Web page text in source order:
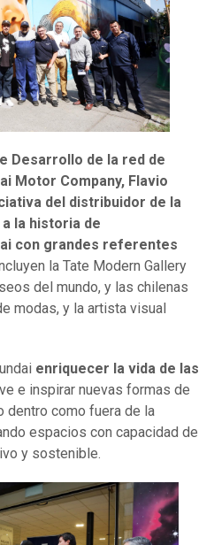
Desarrollo de la red de
Motor Company, Flavio
del distribuidor de la
la historia de
con grandes referentes
la Tate Modern Gallery
del mundo, y las chilenas
modas, y la artista visual
enriquecer la vida de las
e inspirar nuevas formas de
dentro como fuera de la
espacios con capacidad de
y sostenible.